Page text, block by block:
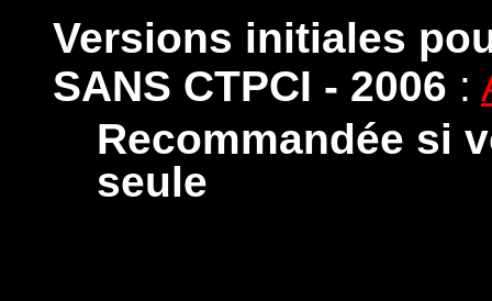
Versions initiales
SANS CTPCI - 2006 :
Recommandée si
seule